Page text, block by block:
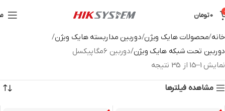
0تومان
خانه محصولات هایک ویژن دوربین مداربسته هایک ویژن
دوربین تحت شبکه هایک ویژن دوربین 6مگاپیکسل
نمایش 1–15 از 35 نتیجه
مشاهده فیلترها